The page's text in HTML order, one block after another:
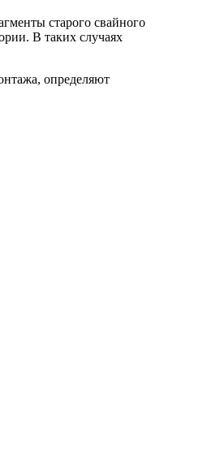
старого свайного
В таких случаях
определяют